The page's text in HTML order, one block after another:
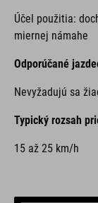
Účel použitia:
miernej námahe
Odporúčané
Nevyžadujú sa
Typický rozsah
15 až 25 km/h